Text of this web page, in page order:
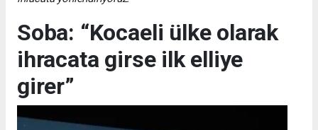
Soba: “Kocaeli ülke olarak
ihracata girse ilk elliye
girer”